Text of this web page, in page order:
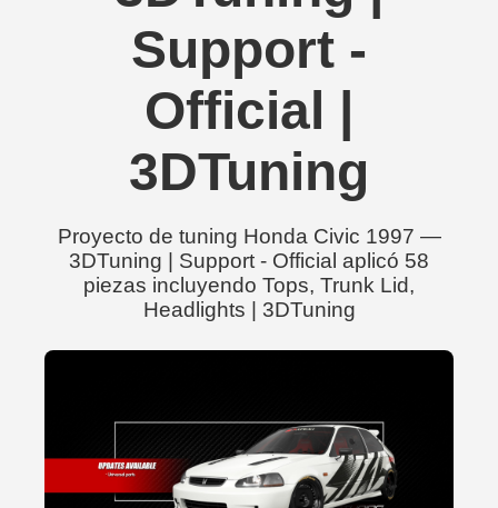
Support -
Official |
3DTuning
Proyecto de tuning Honda Civic 1997 —
3DTuning | Support - Official aplicó 58
piezas incluyendo Tops, Trunk Lid,
Headlights | 3DTuning